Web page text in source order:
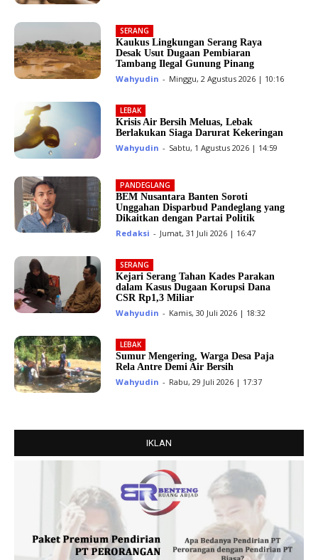
SERANG
Kaukus Lingkungan Serang Raya
Desak Usut Dugaan Pembiaran
Tambang Ilegal Gunung Pinang
Wahyudin - Minggu, 2 Agustus 2026 | 10:16
LEBAK
Krisis Air Bersih Meluas, Lebak
Berlakukan Siaga Darurat Kekeringan
Wahyudin - Sabtu, 1 Agustus 2026 | 14:59
PANDEGLANG
BEM Nusantara Banten Soroti
Unggahan Disparbud Pandeglang yang
Dikaitkan dengan Partai Politik
Redaksi - Jumat, 31 Juli 2026 | 16:47
SERANG
Kejari Serang Tahan Kades Parakan
dalam Kasus Dugaan Korupsi Dana
CSR Rp1,3 Miliar
Wahyudin - Kamis, 30 Juli 2026 | 18:32
LEBAK
Sumur Mengering, Warga Desa Paja
Rela Antre Demi Air Bersih
Wahyudin - Rabu, 29 Juli 2026 | 17:37
IKLAN